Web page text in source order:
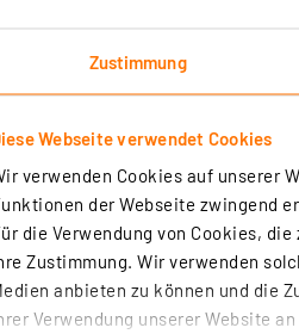
Zustimmung
Webseite verwendet Cookies
verwenden Cookies auf unserer
der Webseite zwingend
die Verwendung von Cookies,
Zustimmung. Wir verwenden
anbieten zu können und die
Verwendung unserer Website
Die gesamte Lösung und die
konfiguriert
Bedienung erfolgt per App
Alexa und Google
Nutzer können bis zu fünf
über die
wie beim Online-Banking
den VDE und das
Daten erforderlich